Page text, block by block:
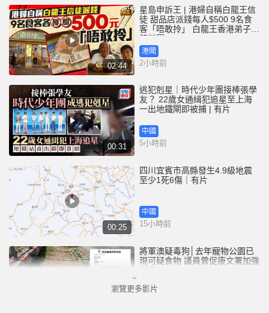
02:44
星島申訴王 | 港婦自稱白龍王信
徒 甜品店派錢每人$500 9名食
客「唔敢拎」 白龍王香港弟子親
解謎團
港聞
2小時前
00:31
逃犯剋星｜時代少年團接棒張學
友？ 22歲女通緝犯追星至上海
一出地鐵閘即被捕 | 有片
中國
5小時前
00:25
四川宜賓市高縣發生4.9級地震
至少1死6傷｜有片
中國
15小時前
將軍澳疑毒狗│去年寵物公園已
現可疑食物 議員曾促康文署加強
港聞
瀏覽更多影片